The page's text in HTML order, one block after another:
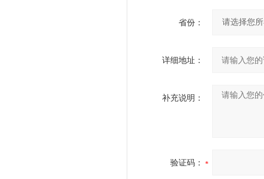
省份：
详细地址：
补充说明：
验证码：